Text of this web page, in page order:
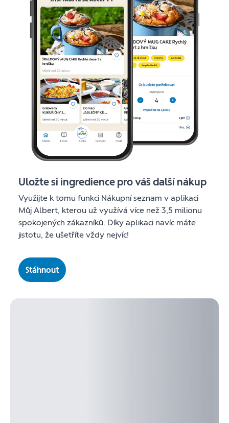
Uložte si ingredience pro váš další nákup
Využijte k tomu funkci Nákupní seznam v aplikaci
Můj Albert, kterou už využívá více než 3,5 milionu
spokojených zákazníků. Díky aplikaci navíc máte
jistotu, že ušetříte vždy nejvíc!
Stáhnout